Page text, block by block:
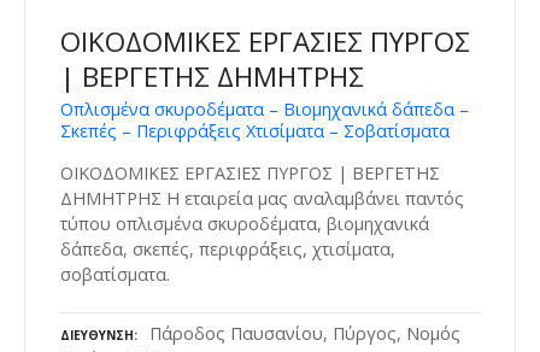
ΟΙΚΟΔΟΜΙΚΕΣ ΕΡΓΑΣΙΕΣ ΠΥΡΓΟΣ
| ΒΕΡΓΕΤΗΣ ΔΗΜΗΤΡΗΣ
Οπλισμένα σκυροδέματα – Βιομηχανικά δάπεδα –
Σκεπές – Περιφράξεις Χτισίματα – Σοβατίσματα
ΟΙΚΟΔΟΜΙΚΕΣ ΕΡΓΑΣΙΕΣ ΠΥΡΓΟΣ | ΒΕΡΓΕΤΗΣ
ΔΗΜΗΤΡΗΣ Η εταιρεία μας αναλαμβάνει παντός
τύπου οπλισμένα σκυροδέματα, βιομηχανικά
δάπεδα, σκεπές, περιφράξεις, χτισίματα,
σοβατίσματα.
ΔΙΕΎΘΥΝΣΗ
Πάροδος Παυσανίου, Πύργος, Νομός